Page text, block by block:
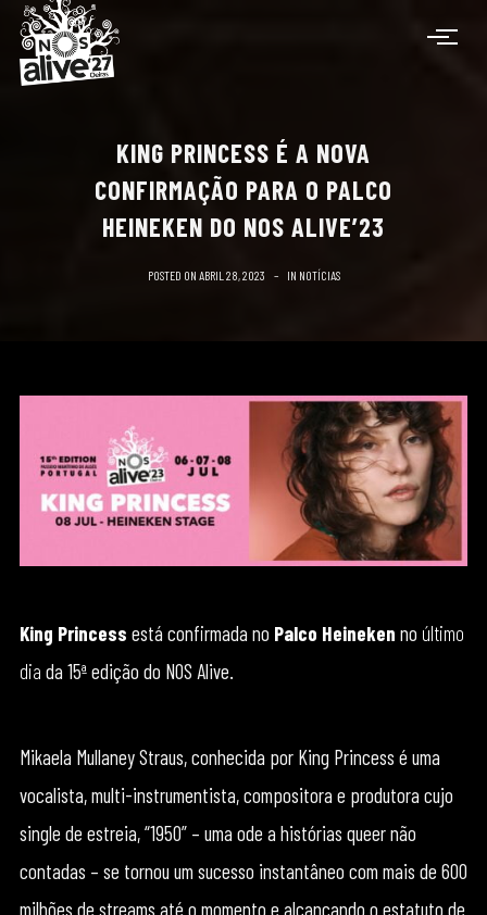
KING PRINCESS É A NOVA
CONFIRMAÇÃO PARA O PALCO
HEINEKEN DO NOS ALIVE’23
POSTED ON ABRIL 28, 2023 IN NOTÍCIAS
King Princess está confirmada no Palco Heineken no último
dia da 15ª edição do NOS Alive.
Mikaela Mullaney Straus, conhecida por King Princess é uma
vocalista, multi-instrumentista, compositora e produtora cujo
single de estreia, “1950” – uma ode a histórias queer não
contadas – se tornou um sucesso instantâneo com mais de 600
milhões de streams até o momento e alcançando o estatuto de